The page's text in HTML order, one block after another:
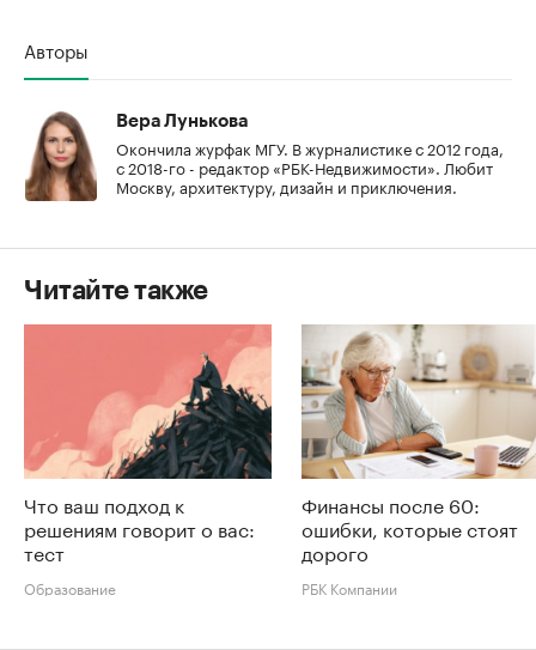
Авторы
Вера Лунькова
Окончила журфак МГУ. В журналистике с 2012 года,
с 2018-го - редактор «РБК-Недвижимости». Любит
Москву, архитектуру, дизайн и приключения.
Читайте также
Что ваш подход к
решениям говорит о вас:
тест
Образование
Финансы после 60:
ошибки, которые стоят
дорого
РБК Компании